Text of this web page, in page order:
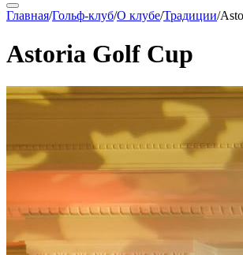
Главная/Гольф-клуб/О клубе/Традиции/
Astoria Golf Cup